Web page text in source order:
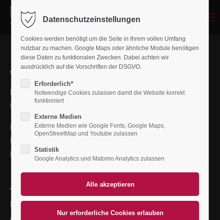
Login
Benutzername
Passwort
Anmelden
Lorem ipsum dolor sit amet:
VULKAN Event
Ritterstraße 8a
06556 Artern
Email:
info@vulkanevent.de
Phone +49 3466 7403306
Fax +49 3466 3644777
Jetzt bewerben!
Nachdem wir Ihre Bewerbung erhalten haben, werden wir
Datenschutzeinstellungen
Cookies werden benötigt um die Seite in Ihrem vollen Umfang
nutzbar zu machen. Google Maps oder ähnliche Module benötigen
diese Daten zu funktionalen Zwecken. Dabei achten wir
ausdrücklich auf die Vorschriften der DSGVO.
Erforderlich*
Notwendige Cookies zulassen damit die Website korrekt
funktioniert
Externe Medien
Externe Medien wie Google Fonts, Google Maps,
OpenStreetMap und Youtube zulassen
Statistik
Google Analytics und Matomo Analytics zulassen